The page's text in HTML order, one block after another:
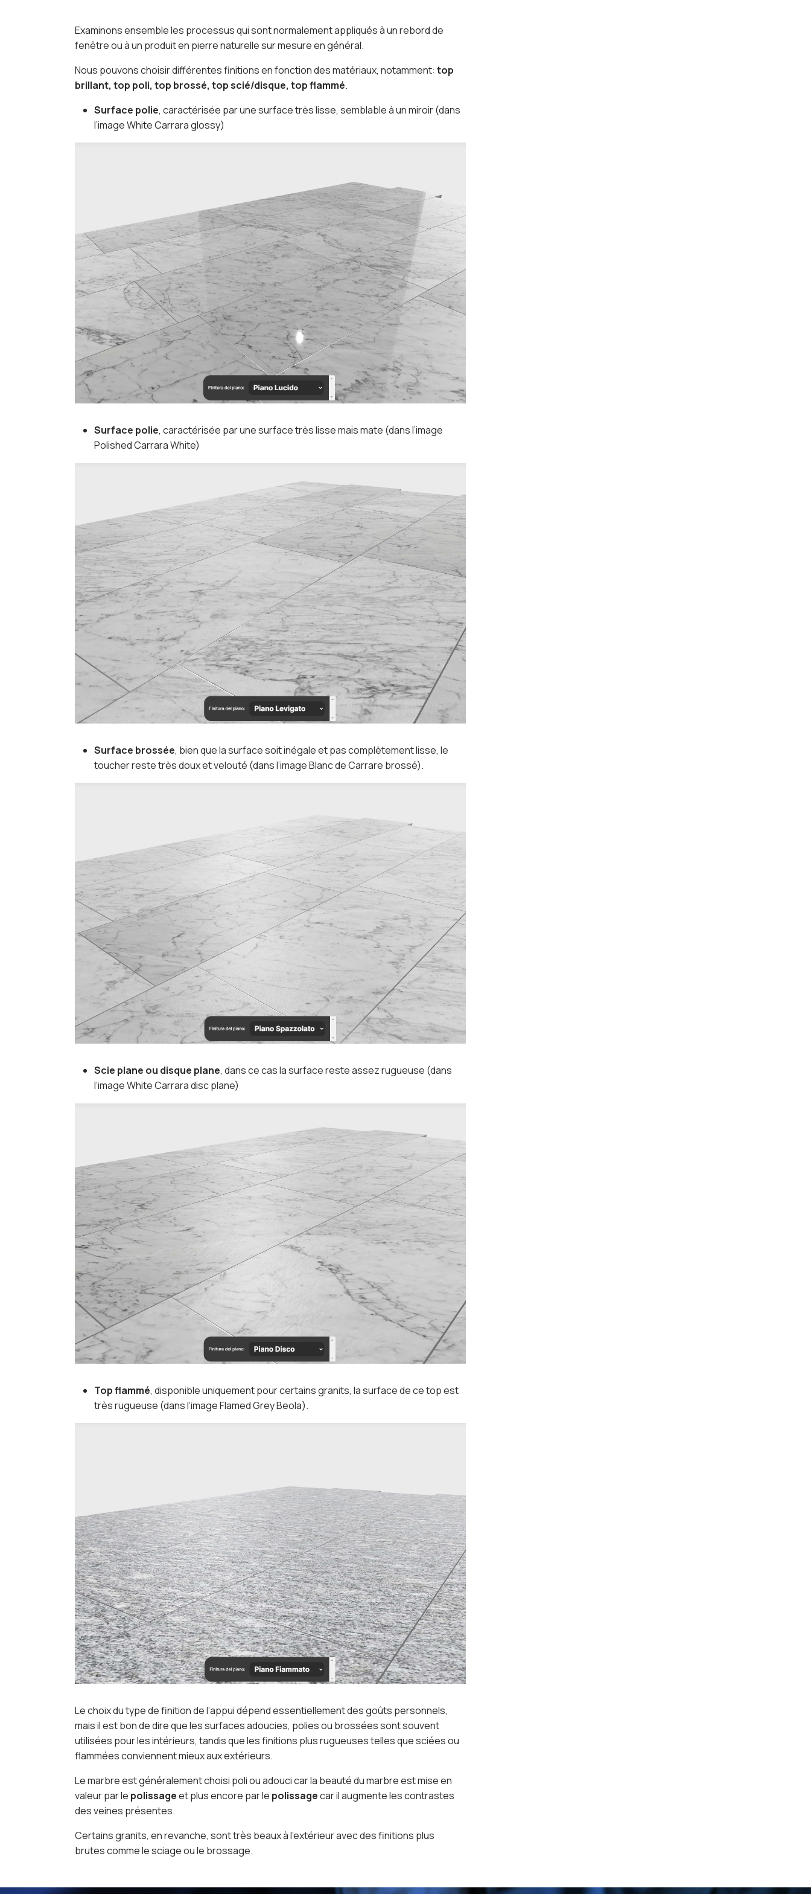
Examinons ensemble les processus qui sont normalement appliqués à un rebord de
fenêtre ou à un produit en pierre naturelle sur mesure en général.
Nous pouvons choisir différentes finitions en fonction des matériaux, notamment: top
brillant, top poli, top brossé, top scié/disque, top flammé.
Surface polie, caractérisée par une surface très lisse, semblable à un miroir (dans
l’image White Carrara glossy)
Surface polie, caractérisée par une surface très lisse mais mate (dans l’image
Polished Carrara White)
Surface brossée, bien que la surface soit inégale et pas complètement lisse, le
toucher reste très doux et velouté (dans l’image Blanc de Carrare brossé).
Scie plane ou disque plane, dans ce cas la surface reste assez rugueuse (dans
l’image White Carrara disc plane)
Top flammé, disponible uniquement pour certains granits, la surface de ce top est
très rugueuse (dans l’image Flamed Grey Beola).
Le choix du type de finition de l’appui dépend essentiellement des goûts personnels,
mais il est bon de dire que les surfaces adoucies, polies ou brossées sont souvent
utilisées pour les intérieurs, tandis que les finitions plus rugueuses telles que sciées ou
flammées conviennent mieux aux extérieurs.
Le marbre est généralement choisi poli ou adouci car la beauté du marbre est mise en
valeur par le polissageet plus encore par le polissagecar il augmente les contrastes
des veines présentes.
Certains granits, en revanche, sont très beaux à l’extérieur avec des finitions plus
brutes comme le sciage ou le brossage.